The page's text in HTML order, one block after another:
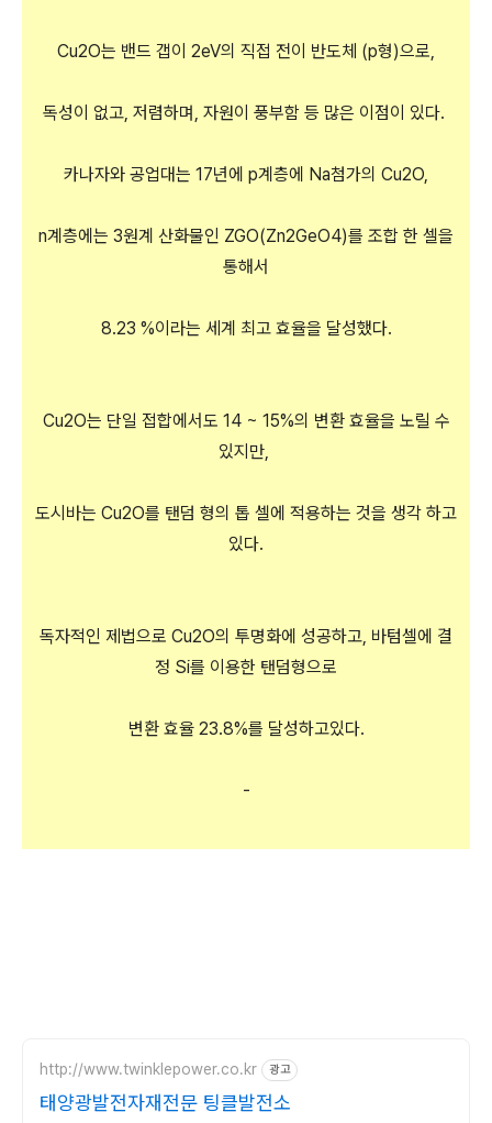
Cu2O는 밴드 갭이 2eV의 직접 전이 반도체 (p형)으로,
독성이 없고, 저렴하며, 자원이 풍부함 등 많은 이점이 있다.
카나자와 공업대는 17년에 p계층에 Na첨가의 Cu2O,
n계층에는 3원계 산화물인 ZGO(Zn2GeO4)를 조합 한 셀을
통해서
8.23 %이라는 세계 최고 효율을 달성했다.
Cu2O는 단일 접합에서도 14 ~ 15%의 변환 효율을 노릴 수
있지만,
도시바는 Cu2O를 탠덤 형의 톱 셀에 적용하는 것을 생각 하고
있다.
독자적인 제법으로 Cu2O의 투명화에 성공하고, 바텀셀에 결
정 Si를 이용한 탠덤형으로
변환 효율 23.8%를 달성하고있다.
-
http://www.twinklepower.co.kr 광고
태양광발전자재전문 팅클발전소